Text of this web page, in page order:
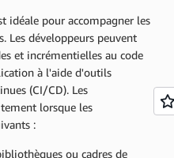
idéale pour accompagner les
Les développeurs peuvent
et incrémentielles au code
à l'aide d'outils
(CI/CD). Les
lorsque les
:
ou cadres de